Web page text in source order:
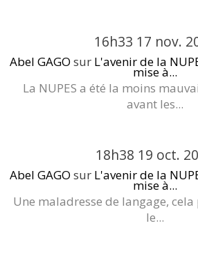
16h33 17 nov.
Abel GAGO sur L'avenir de la
mise à...
La NUPES a été la moins
avant les...
18h38 19 oct.
Abel GAGO sur L'avenir de la
mise à...
Une maladresse de langage,
le...